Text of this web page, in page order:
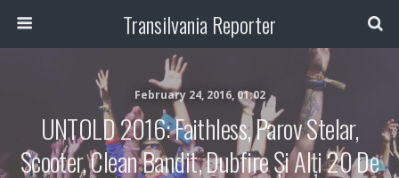
Transilvania Reporter
February 24, 2016, 01:02
UNTOLD 2016: Faithless, Parov Stelar,
Scooter, Clean Bandit, Dubfire Și Alți 20 De